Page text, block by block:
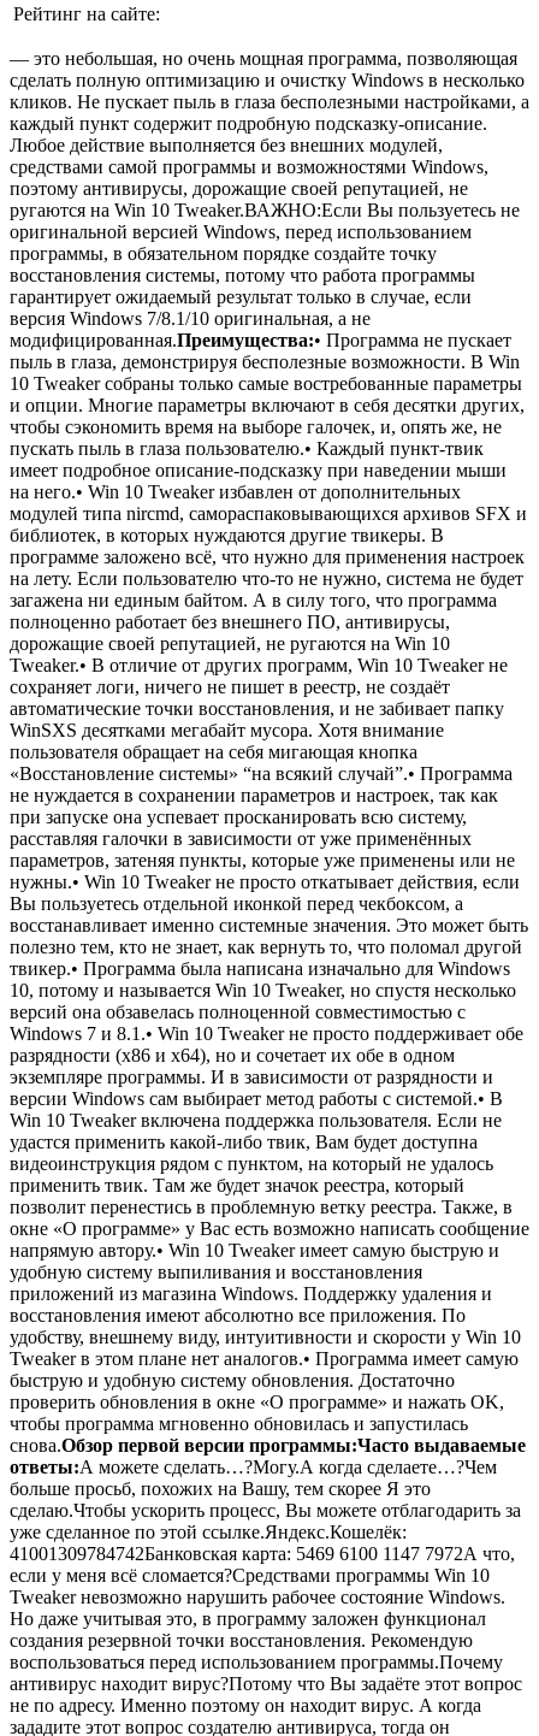
Рейтинг на сайте:
— это небольшая, но очень мощная программа, позволяющая
сделать полную оптимизацию и очистку Windows в несколько
кликов. Не пускает пыль в глаза бесполезными настройками, а
каждый пункт содержит подробную подсказку-описание.
Любое действие выполняется без внешних модулей,
средствами самой программы и возможностями Windows,
поэтому антивирусы, дорожащие своей репутацией, не
ругаются на Win 10 Tweaker.ВАЖНО:Если Вы пользуетесь не
оригинальной версией Windows, перед использованием
программы, в обязательном порядке создайте точку
восстановления системы, потому что работа программы
гарантирует ожидаемый результат только в случае, если
версия Windows 7/8.1/10 оригинальная, а не
модифицированная.Преимущества:• Программа не пускает
пыль в глаза, демонстрируя бесполезные возможности. В Win
10 Tweaker собраны только самые востребованные параметры
и опции. Многие параметры включают в себя десятки других,
чтобы сэкономить время на выборе галочек, и, опять же, не
пускать пыль в глаза пользователю.• Каждый пункт-твик
имеет подробное описание-подсказку при наведении мыши
на него.• Win 10 Tweaker избавлен от дополнительных
модулей типа nircmd, самораспаковывающихся архивов SFX и
библиотек, в которых нуждаются другие твикеры. В
программе заложено всё, что нужно для применения настроек
на лету. Если пользователю что-то не нужно, система не будет
загажена ни единым байтом. А в силу того, что программа
полноценно работает без внешнего ПО, антивирусы,
дорожащие своей репутацией, не ругаются на Win 10
Tweaker.• В отличие от других программ, Win 10 Tweaker не
сохраняет логи, ничего не пишет в реестр, не создаёт
автоматические точки восстановления, и не забивает папку
WinSXS десятками мегабайт мусора. Хотя внимание
пользователя обращает на себя мигающая кнопка
«Восстановление системы» “на всякий случай”.• Программа
не нуждается в сохранении параметров и настроек, так как
при запуске она успевает просканировать всю систему,
расставляя галочки в зависимости от уже применённых
параметров, затеняя пункты, которые уже применены или не
нужны.• Win 10 Tweaker не просто откатывает действия, если
Вы пользуетесь отдельной иконкой перед чекбоксом, а
восстанавливает именно системные значения. Это может быть
полезно тем, кто не знает, как вернуть то, что поломал другой
твикер.• Программа была написана изначально для Windows
10, потому и называется Win 10 Tweaker, но спустя несколько
версий она обзавелась полноценной совместимостью с
Windows 7 и 8.1.• Win 10 Tweaker не просто поддерживает обе
разрядности (x86 и x64), но и сочетает их обе в одном
экземпляре программы. И в зависимости от разрядности и
версии Windows сам выбирает метод работы с системой.• В
Win 10 Tweaker включена поддержка пользователя. Если не
удастся применить какой-либо твик, Вам будет доступна
видеоинструкция рядом с пунктом, на который не удалось
применить твик. Там же будет значок реестра, который
позволит перенестись в проблемную ветку реестра. Также, в
окне «О программе» у Вас есть возможно написать сообщение
напрямую автору.• Win 10 Tweaker имеет самую быструю и
удобную систему выпиливания и восстановления
приложений из магазина Windows. Поддержку удаления и
восстановления имеют абсолютно все приложения. По
удобству, внешнему виду, интуитивности и скорости у Win 10
Tweaker в этом плане нет аналогов.• Программа имеет самую
быструю и удобную систему обновления. Достаточно
проверить обновления в окне «О программе» и нажать OK,
чтобы программа мгновенно обновилась и запустилась
снова.Обзор первой версии программы:Часто выдаваемые
ответы:А можете сделать…?Могу.А когда сделаете…?Чем
больше просьб, похожих на Вашу, тем скорее Я это
сделаю.Чтобы ускорить процесс, Вы можете отблагодарить за
уже сделанное по этой ссылке.Яндекс.Кошелёк:
41001309784742Банковская карта: 5469 6100 1147 7972А что,
если у меня всё сломается?Средствами программы Win 10
Tweaker невозможно нарушить рабочее состояние Windows.
Но даже учитывая это, в программу заложен функционал
создания резервной точки восстановления. Рекомендую
воспользоваться перед использованием программы.Почему
антивирус находит вирус?Потому что Вы задаёте этот вопрос
не по адресу. Именно поэтому он находит вирус. А когда
зададите этот вопрос создателю антивируса, тогда он